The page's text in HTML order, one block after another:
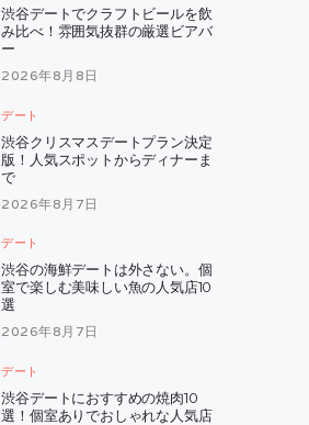
渋谷デートでクラフトビールを飲
み比べ！雰囲気抜群の厳選ビアバ
ー
2026年8月8日
デート
渋谷クリスマスデートプラン決定
版！人気スポットからディナーま
で
2026年8月7日
デート
渋谷の海鮮デートは外さない。個
室で楽しむ美味しい魚の人気店10
選
2026年8月7日
デート
渋谷デートにおすすめの焼肉10
選！個室ありでおしゃれな人気店